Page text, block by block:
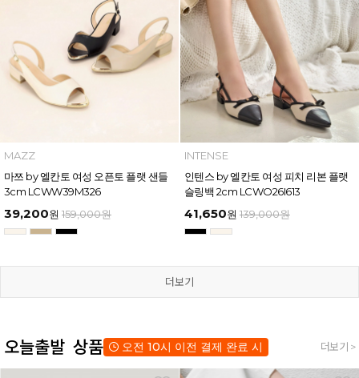
MAZZ
마쯔 by 엘칸토 여성 오픈토 플랫 샌들
3cm LCWW39M326
39,200원 159,000원
INTENSE
인텐스 by 엘칸토 여성 피치 리본 플랫
슬링백 2cm LCWO26I613
41,650원 139,000원
더보기
오늘출발 상품 오전 10시 이전 결제 완료 시 더보기 >